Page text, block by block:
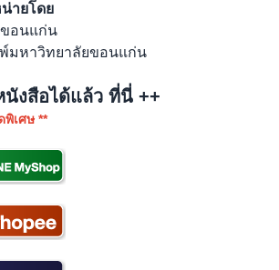
ายโดย
ขอนแก่น
พ์มหาวิทยาลัยขอนแก่น
นังสือได้แล้ว ที่นี่ ++
เศษ **